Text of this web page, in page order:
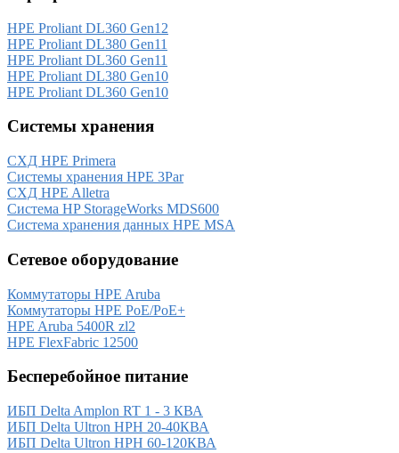
HPE Proliant DL360 Gen12
HPE Proliant DL380 Gen11
HPE Proliant DL360 Gen11
HPE Proliant DL380 Gen10
HPE Proliant DL360 Gen10
Системы хранения
СХД HPE Primera
Системы хранения HPE 3Par
СХД HPE Alletra
Система HP StorageWorks MDS600
Система хранения данных HPE MSA
Сетевое оборудование
Коммутаторы HPE Aruba
Коммутаторы HPE PoE/PoE+
HPE Aruba 5400R zl2
HPE FlexFabric 12500
Бесперебойное питание
ИБП Delta Amplon RT 1 - 3 КВА
ИБП Delta Ultron HPH 20-40КВА
ИБП Delta Ultron HPH 60-120КВА